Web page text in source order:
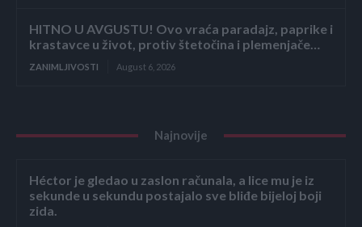
HITNO U AVGUSTU! Ovo vraća paradajz, paprike i
krastavce u život, protiv štetočina i plemenjače…
ZANIMLJIVOSTI August 6, 2026
Najnovije
Héctor je gledao u zaslon računala, a lice mu je iz
sekunde u sekundu postajalo sve bliđe bijeloj boji
zida.